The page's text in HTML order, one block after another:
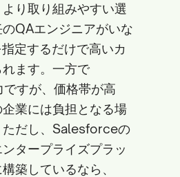
り取り組みやすい選
QAエンジニアがいな
定するだけで高いカ
ます。一方で
すが、価格帯が高
業には負担となる場
ただし、Salesforceの
タープライズプラッ
築しているなら、